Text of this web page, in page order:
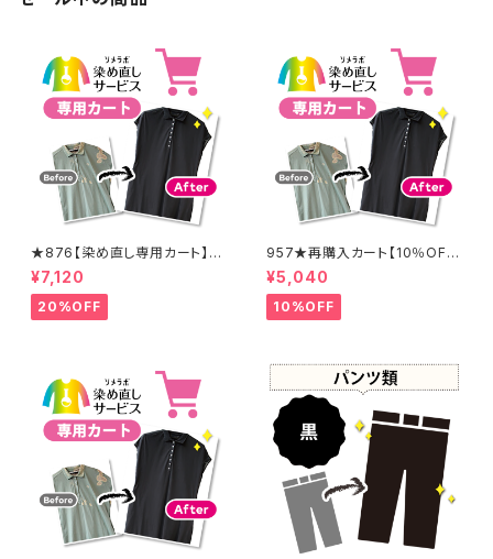
★876【染め直し専用カート】8
900円
¥7,120
20%OFF
957★再購入カート【10％OF
F】
¥5,040
10%OFF